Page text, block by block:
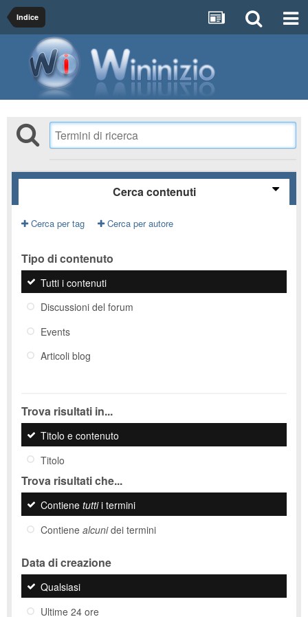
Indice
Cerca contenuti
Cerca per tag Cerca per autore
Tipo di contenuto
Tutti i contenuti
Discussioni del forum
Events
Articoli blog
Trova risultati in...
Titolo e contenuto
Titolo
Trova risultati che...
Contiene tuttii termini
Contiene alcunidei termini
Data di creazione
Qualsiasi
Ultime 24 ore